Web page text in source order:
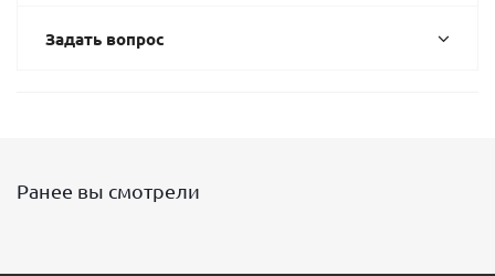
Задать вопрос
Ранее вы смотрели